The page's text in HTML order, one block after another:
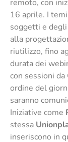
remoto, con
16 aprile. I
soggetti e
alla
riutilizzo, fino
durata dei
con sessioni
ordine del
saranno
Iniziative come
stessa
inseriscono in